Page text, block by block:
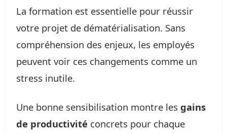
La formation est essentielle pour réussir
votre projet de dématérialisation. Sans
compréhension des enjeux, les employés
peuvent voir ces changements comme un
stress inutile.
Une bonne sensibilisation montre les gains
de productivité concrets pour chaque